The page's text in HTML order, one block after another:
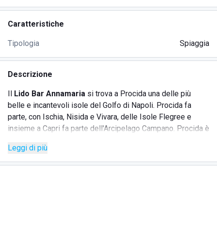
Caratteristiche
Tipologia Spiaggia
Descrizione
Il Lido Bar Annamaria si trova a Procida una delle più
belle e incantevoli isole del Golfo di Napoli. Procida fa
parte, con Ischia, Nisida e Vivara, delle Isole Flegree e
insieme a Capri fa parte dell'Arcipelago Campano. Procida è
suo tipico borgo marinaro e le case colorate che si
specchiano dulle acque cristalline. Tutto il litorale e il mare
Leggi di più